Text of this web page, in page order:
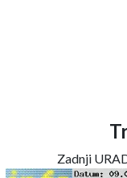
Zadnji